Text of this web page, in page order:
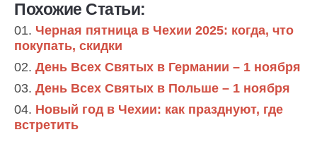
Похожие Статьи:
Черная пятница в Чехии 2025: когда, что
покупать, скидки
День Всех Святых в Германии – 1 ноября
День Всех Святых в Польше – 1 ноября
Новый год в Чехии: как празднуют, где
встретить